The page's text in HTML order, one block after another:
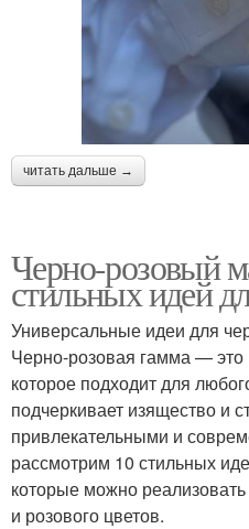
читать дальше →
Черно-розовый
стильных идей
Универсальные идеи для
Черно-розовая гамма — это
которое подходит для
подчеркивает изящество и
привлекательными и
рассмотрим 10 стильных
которые можно
и розового цветов.